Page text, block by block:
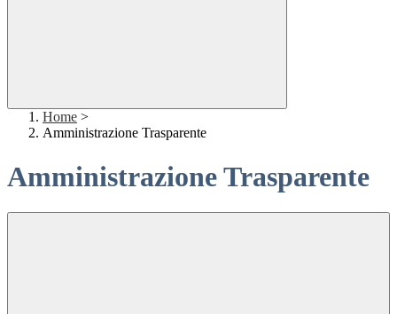
Home >
Amministrazione Trasparente
Amministrazione Trasparente